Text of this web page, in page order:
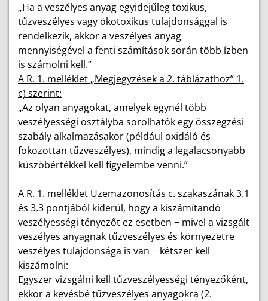
„Ha a veszélyes anyag egyidejűleg toxikus,
tűzveszélyes vagy ökotoxikus tulajdonsággal is
rendelkezik, akkor a veszélyes anyag
mennyiségével a fenti számítások során több ízben
is számolni kell.”
A R. 1. melléklet „Megjegyzések a 2. táblázathoz” 1.
c) szerint:
„Az olyan anyagokat, amelyek egynél több
veszélyességi osztályba sorolhatók egy összegzési
szabály alkalmazásakor (például oxidáló és
fokozottan tűzveszélyes), mindig a legalacsonyabb
küszöbértékkel kell figyelembe venni.”
A R. 1. melléklet Üzemazonosítás c. szakaszának 3.1
és 3.3 pontjából kiderül, hogy a kiszámítandó
veszélyességi tényezőt ez esetben − mivel a vizsgált
veszélyes anyagnak tűzveszélyes és környezetre
veszélyes tulajdonsága is van − kétszer kell
kiszámolni:
Egyszer vizsgálni kell tűzveszélyességi tényezőként,
ekkor a kevésbé tűzveszélyes anyagokra (2.